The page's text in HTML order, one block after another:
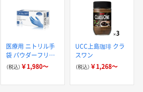
医療用 ニトリル手
袋 パウダーフリー
RAMEDICO 一般医
療機器クラス1 食品
（税込） ￥1,980～
UCC上島珈琲 クラ
スワン
（税込） ￥1,268～